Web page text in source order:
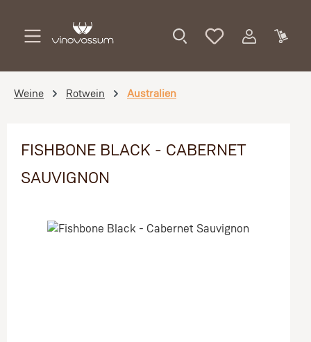
Weine Rotwein Australien
FISHBONE BLACK - CABERNET
SAUVIGNON
Bildergalerie überspringen